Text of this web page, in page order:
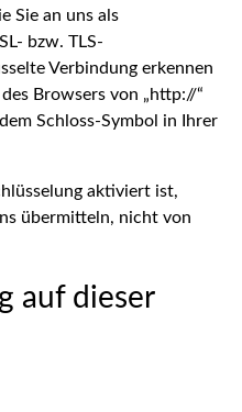
Sie an uns als
bzw. TLS-
Verbindung erkennen
Browsers von „http://“
Schloss-Symbol in Ihrer
aktiviert ist,
übermitteln, nicht von
auf dieser